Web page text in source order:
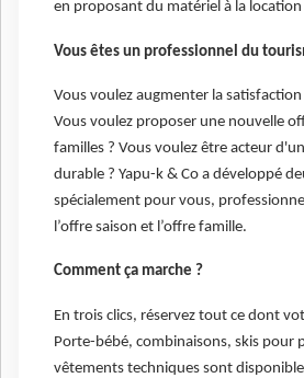
en proposant du matériel à la location
Vous êtes un professionnel du
Vous voulez augmenter la satisfaction
Vous voulez proposer une nouvelle
familles ? Vous voulez être acteur
durable ? Yapu-k & Co a développé
spécialement pour vous,
l’offre saison et l’offre famille.
Comment ça marche ?
En trois clics, réservez tout ce dont
Porte-bébé, combinaisons, skis pour
vêtements techniques sont